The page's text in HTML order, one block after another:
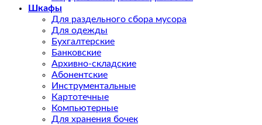
Шкафы
Для раздельного сбора мусора
Для одежды
Бухгалтерские
Банковские
Архивно-складские
Абонентские
Инструментальные
Картотечные
Компьютерные
Для хранения бочек